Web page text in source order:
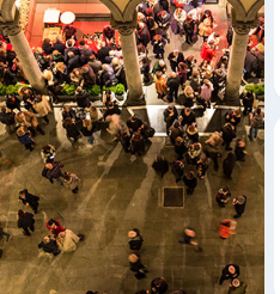
rispecchi le passioni di chi lo
rispetto a tanti altri oggetti
appassionato d’arte e cultura?
anno di mostre insieme a
sarà infatti possibile acquistare
unico per essere
e inaugurazioniusufruendo di
gratuito illimitato alle mostre
valido per due
guidate gratuite